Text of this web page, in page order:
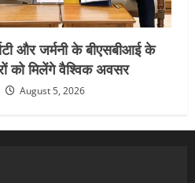
और जर्मनी के बीएसबीआई के
को मिलेंगे वैश्विक अवसर
August 5, 2026